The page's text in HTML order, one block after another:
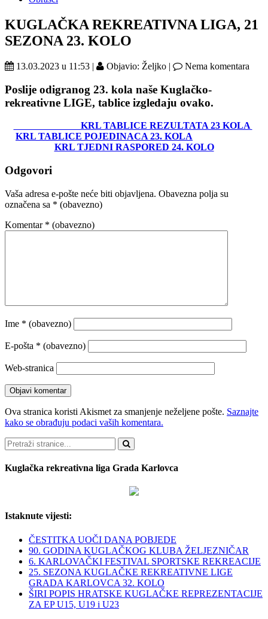
KUGLAČKA REKREATIVNA LIGA, 21
SEZONA 23. KOLO
13.03.2023 u 11:53 | Objavio: Željko | Nema komentara
Poslije odigranog 23. kola naše Kuglačko-
rekreativne LIGE, tablice izgledaju ovako.
KRL TABLICE REZULTATA 23 KOLA
KRL TABLICE POJEDINACA 23. KOLA
KRL TJEDNI RASPORED 24. KOLO
Odgovori
Vaša adresa e-pošte neće biti objavljena. Obavezna polja su
označena sa * (obavezno)
Komentar * (obavezno)
Ime * (obavezno)
E-pošta * (obavezno)
Web-stranica
Ova stranica koristi Akismet za smanjenje neželjene pošte. Saznajte
kako se obrađuju podaci vaših komentara.
Pretraži
Kuglačka rekreativna liga Grada Karlovca
Istaknute vijesti:
ČESTITKA UOČI DANA POBJEDE
90. GODINA KUGLAČKOG KLUBA ŽELJEZNIČAR
6. KARLOVAČKI FESTIVAL SPORTSKE REKREACIJE
25. SEZONA KUGLAČKE REKREATIVNE LIGE
GRADA KARLOVCA 32. KOLO
ŠIRI POPIS HRATSKE KUGLAČKE REPREZENTACIJE
ZA EP U15, U19 i U23